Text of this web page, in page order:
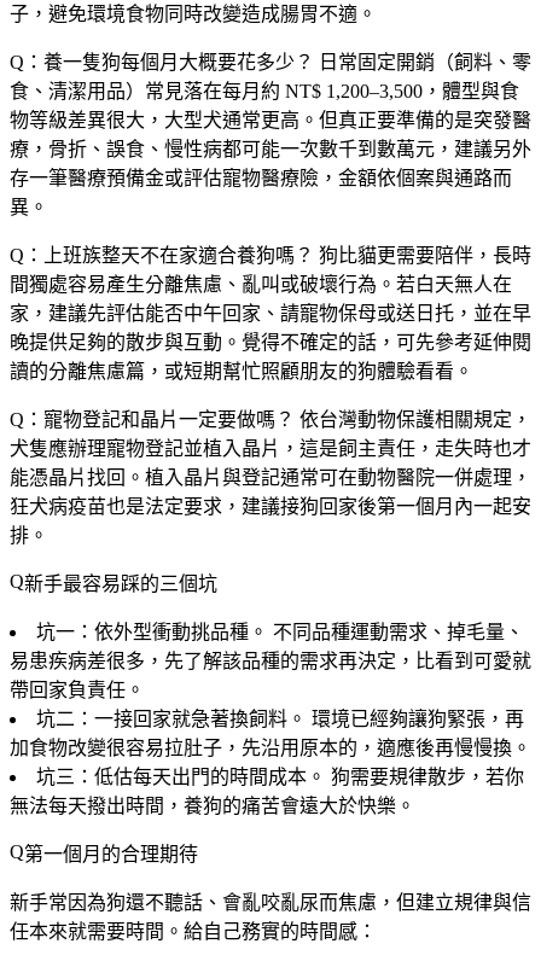
子，避免環境食物同時改變造成腸胃不適。
Q：養一隻狗每個月大概要花多少？
日常固定開銷（飼料、零
食、清潔用品）常見落在每月約 NT$ 1,200–3,500，體型與食
物等級差異很大，大型犬通常更高。但真正要準備的是突發醫
療，骨折、誤食、慢性病都可能一次數千到數萬元，建議另外
存一筆醫療預備金或評估寵物醫療險，金額依個案與通路而
異。
Q：上班族整天不在家適合養狗嗎？ 狗比貓更需要陪伴，長時
間獨處容易產生分離焦慮、亂叫或破壞行為。若白天無人在
家，建議先評估能否中午回家、請寵物保母或送日托，並在早
晚提供足夠的散步與互動。覺得不確定的話，可先參考延伸閱
讀的分離焦慮篇，或短期幫忙照顧朋友的狗體驗看看。
Q：寵物登記和晶片一定要做嗎？ 依台灣動物保護相關規定，
犬隻應辦理寵物登記並植入晶片，這是飼主責任，走失時也才
能憑晶片找回。植入晶片與登記通常可在動物醫院一併處理，
狂犬病疫苗也是法定要求，建議接狗回家後第一個月內一起安
排。
新手最容易踩的三個坑
坑一：依外型衝動挑品種。 不同品種運動需求、掉毛量、
易患疾病差很多，先了解該品種的需求再決定，比看到可愛就
帶回家負責任。
坑二：一接回家就急著換飼料。 環境已經夠讓狗緊張，再
加食物改變很容易拉肚子，先沿用原本的，適應後再慢慢換。
坑三：低估每天出門的時間成本。 狗需要規律散步，若你
無法每天撥出時間，養狗的痛苦會遠大於快樂。
第一個月的合理期待
新手常因為狗還不聽話、會亂咬亂尿而焦慮，但建立規律與信
任本來就需要時間。給自己務實的時間感：